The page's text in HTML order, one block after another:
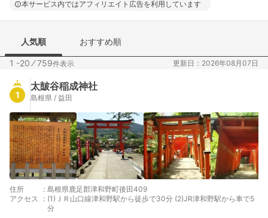
本サービス内ではアフィリエイト広告を利用しています
人気順 おすすめ順
1 -20 ⁄759件表示 更新日：2026年08月07日
1
太皷谷稲成神社
島根県 / 益田
住所 : 島根県鹿足郡津和野町後田409
アクセス
: (1)ＪＲ山口線津和野駅から徒歩で30分 (2)JR津和野駅から車で5
分